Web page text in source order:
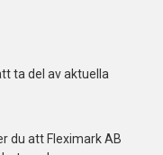
ta del av aktuella
du att Fleximark AB